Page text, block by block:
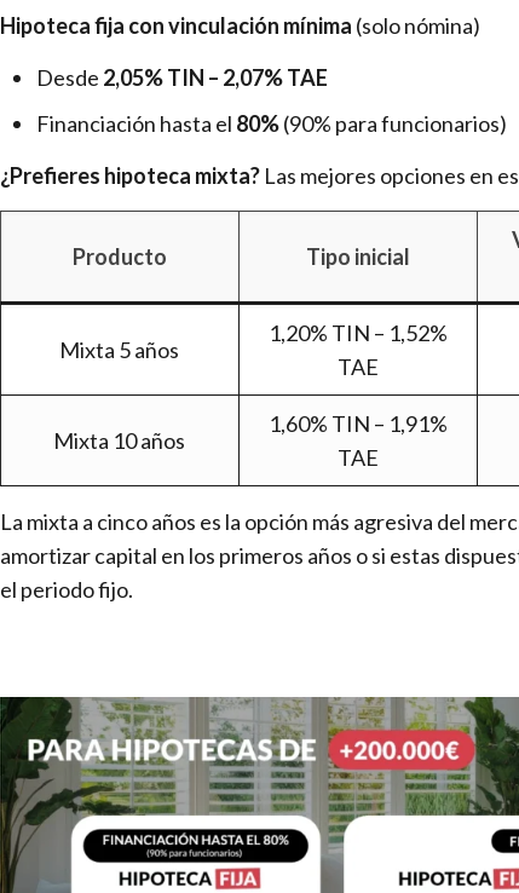
Hipoteca fija con vinculación mínima (solo nómina)
Desde 2,05% TIN – 2,07% TAE
Financiación hasta el 80%(90% para funcionarios)
¿Prefieres hipoteca mixta?Las mejores opciones en
Producto Tipo inicial
Mixta 5 años
1,20% TIN – 1,52%
TAE
Mixta 10 años
1,60% TIN – 1,91%
TAE
La mixta a cinco años es la opción más agresiva del
amortizar capital en los primeros años o si estas
el periodo fijo.